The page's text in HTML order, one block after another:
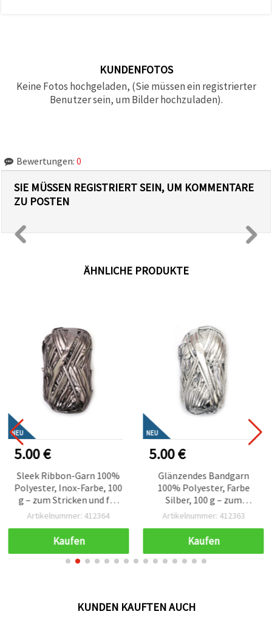
KUNDENFOTOS
Keine Fotos hochgeladen, (Sie müssen ein registrierter
Benutzer sein, um Bilder hochzuladen).
Bewertungen: 0
SIE MÜSSEN REGISTRIERT SEIN, UM KOMMENTARE
ZU POSTEN
ÄHNLICHE PRODUKTE
NEU
5.00 €
Sleek Ribbon-Garn 100%
Polyester, Inox-Farbe, 100
g – zum Stricken und für
verschiedene Bastel- und
Artikelnummer: 412364
Kaufen
NEU
5.00 €
Glänzendes Bandgarn
100% Polyester, Farbe
Silber, 100 g – zum
Stricken, Häkeln &
(Handarbeitsgarn)
Artikelnummer: 412363
Kaufen
KUNDEN KAUFTEN AUCH